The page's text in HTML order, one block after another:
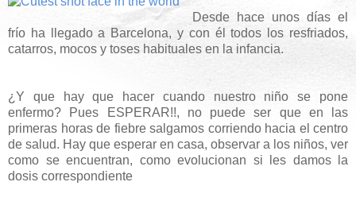
Desde hace unos días el
frío ha llegado a Barcelona, y con él todos los resfriados,
catarros, mocos y toses habituales en la infancia.
¿Y que hay que hacer cuando nuestro niño se pone
enfermo? Pues ESPERAR!!, no puede ser que en las
primeras horas de fiebre salgamos corriendo hacia el centro
de salud. Hay que esperar en casa, observar a los niños, ver
como se encuentran, como evolucionan si les damos la
dosis correspondiente